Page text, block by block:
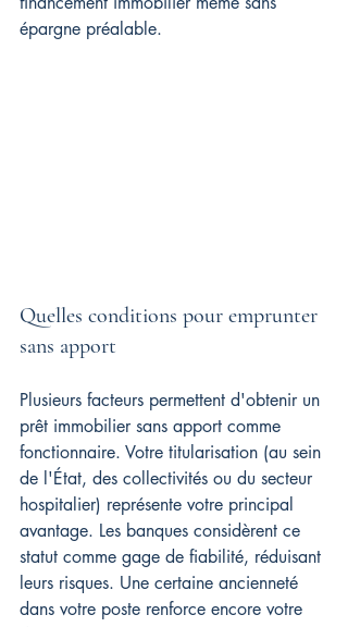
épargne préalable.
Quelles conditions pour emprunter
sans apport
Plusieurs facteurs permettent d'obtenir un
prêt immobilier sans apport comme
fonctionnaire. Votre titularisation (au sein
de l'État, des collectivités ou du secteur
hospitalier) représente votre principal
avantage. Les banques considèrent ce
statut comme gage de fiabilité, réduisant
leurs risques. Une certaine ancienneté
dans votre poste renforce encore votre